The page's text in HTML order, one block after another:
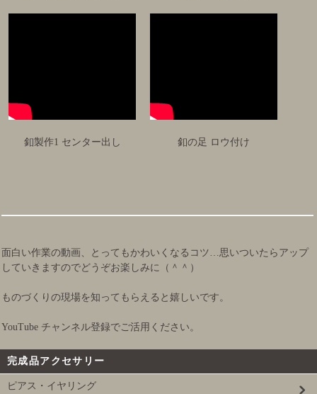
釦製作1 センター出し 釦の足 ロウ付け
面白い作業の動画、とってもかわいくなるコツ…思いついたらアップ
していきますのでどうぞお楽しみに（＾＾）
ものづくりの現場を知ってもらえると嬉しいです。
YouTube チャンネル登録でご活用ください。
完成品アクセサリー
ピアス・イヤリング